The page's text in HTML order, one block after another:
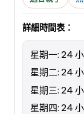
詳細時間表：
星期一: 24
星期二: 24
星期三: 24
星期四: 24